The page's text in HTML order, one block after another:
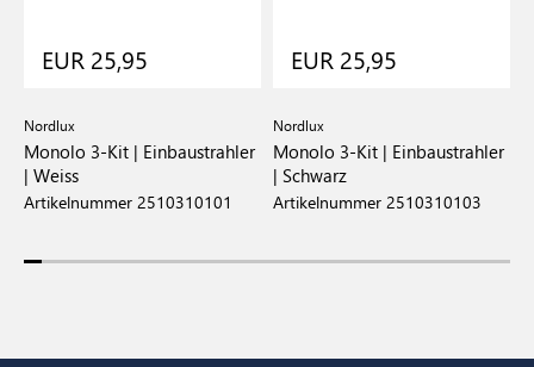
EUR 25,95
Nordlux
Monolo 3-Kit | Einbaustrahler
| Weiss
Artikelnummer 2510310101
EUR 25,95
Nordlux
Monolo 3-Kit | Einbaustrahler
| Schwarz
Artikelnummer 2510310103